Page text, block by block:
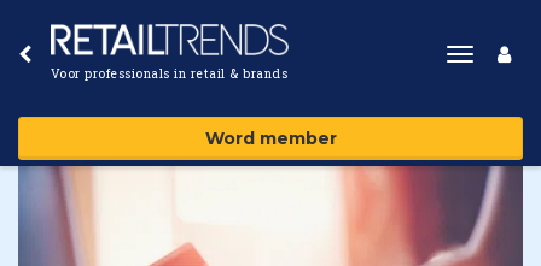
Voor professionals in retail & brands
Toggle
Word member